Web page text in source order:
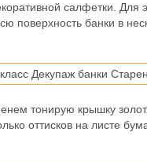
салфетки.
поверхность банки в
тонирую крышку
оттисков на листе